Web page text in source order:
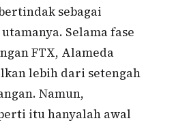
sebagai
Selama fase
FTX, Alameda
lebih dari setengah
Namun,
itu hanyalah awal